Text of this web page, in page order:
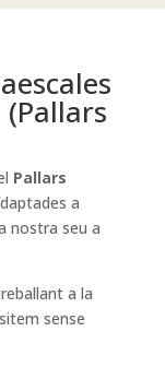
Pallars
a
nostra seu a
a la
sense